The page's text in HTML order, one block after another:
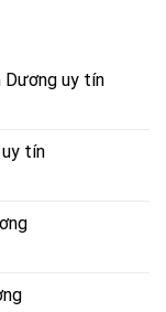
Dương uy tín
tín